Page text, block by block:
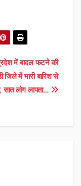
में बादल फटने की
जिले में भारी बारिश से
सात लोग लापता…